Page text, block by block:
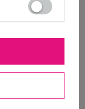
Zobacz wszystko